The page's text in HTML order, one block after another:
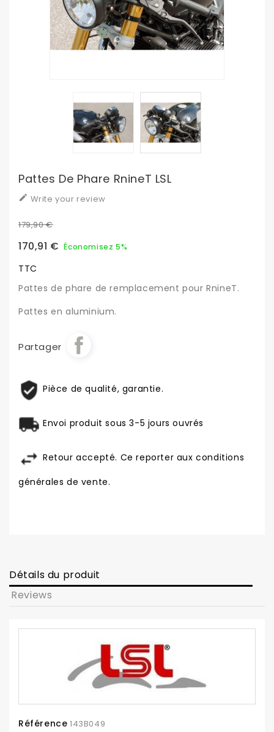
Pattes De Phare RnineT LSL
 Write your review
179,90 €
170,91 € Économisez 5%
TTC
Pattes de phare de remplacement pour RnineT.
Pattes en aluminium.
Partager
Pièce de qualité, garantie.
Envoi produit sous 3-5 jours ouvrés
Retour accepté. Ce reporter aux conditions
générales de vente.
Détails du produit
Reviews
Référence 143B049